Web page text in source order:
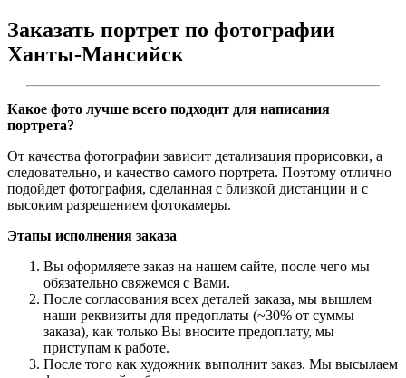
Заказать портрет по фотографии
Ханты-Мансийск
Какое фото лучше всего подходит для написания
портрета?
От качества фотографии зависит детализация прорисовки, а
следовательно, и качество самого портрета. Поэтому отлично
подойдет фотография, сделанная с близкой дистанции и с
высоким разрешением фотокамеры.
Этапы исполнения заказа
Вы оформляете заказ на нашем сайте, после чего мы
обязательно свяжемся с Вами.
После согласования всех деталей заказа, мы вышлем
наши реквизиты для предоплаты (~30% от суммы
заказа), как только Вы вносите предоплату, мы
приступам к работе.
После того как художник выполнит заказ. Мы высылаем